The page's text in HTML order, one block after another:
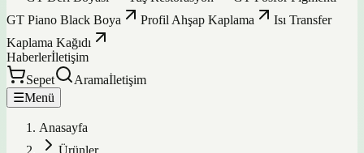
GT Piano Black Boya
Profil Ahşap Kaplama
Isı Transfer
Kaplama Kağıdı
Haberlerİletişim
Sepet
Aramaİletişim
☰Menü
Anasayfa
Ürünler